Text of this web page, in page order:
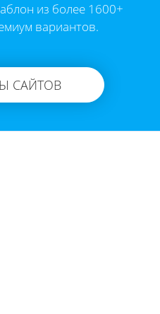
из более 1600+
вариантов.
САЙТОВ